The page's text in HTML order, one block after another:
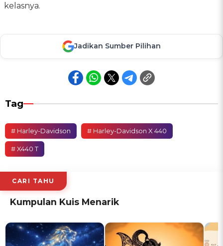
kelasnya.
Jadikan Sumber Pilihan
Tag
# Harley-Davidson # Harley-Davidson X 440
# X440 T
CARI TAHU
Kumpulan Kuis Menarik